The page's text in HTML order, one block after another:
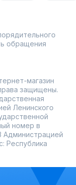
обращения
магазин
защищены.
Ленинского
номер в
Администрацией
Республика